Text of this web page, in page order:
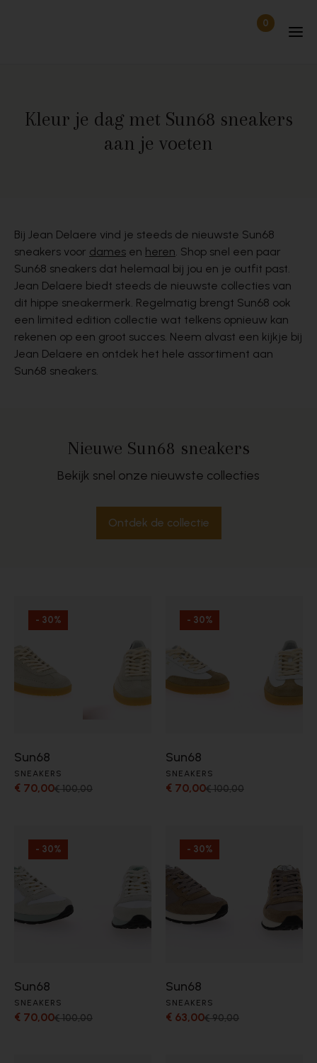
0Items in
Kleur je dag met Sun68 sneakers
aan je voeten
Bij Jean Delaere vind je steeds de nieuwste Sun68
sneakers voor dames en heren. Shop snel een paar
Sun68 sneakers dat helemaal bij jou en je outfit past.
Jean Delaere biedt steeds de nieuwste collecties van
dit hippe sneakermerk. Regelmatig brengt Sun68 ook
een limited edition collectie wat telkens opnieuw kan
rekenen op een groot succes. Neem alvast een kijkje bij
Jean Delaere en ontdek het hele assortiment aan
Sun68 sneakers.
Nieuwe Sun68 sneakers
Bekijk snel onze nieuwste collecties
Ontdek de collectie
- 30%
Sun68
SNEAKERS
€ 70,00€ 100,00
- 30%
Sun68
SNEAKERS
€ 70,00€ 100,00
- 30%
Sun68
SNEAKERS
€ 70,00€ 100,00
- 30%
Sun68
SNEAKERS
€ 63,00€ 90,00